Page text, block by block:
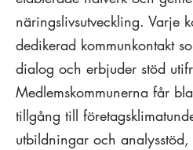
näringslivsutveckling. Varje
dedikerad kommunkontakt
dialog och erbjuder stöd
Medlemskommunerna får
tillgång till
utbildningar och